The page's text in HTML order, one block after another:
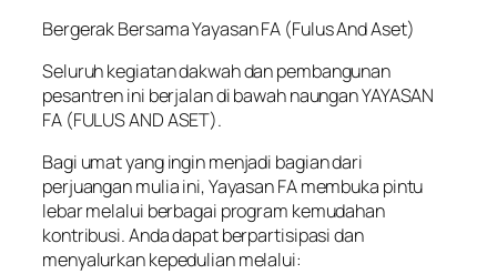
Bergerak Bersama Yayasan FA (Fulus And Aset)
Seluruh kegiatan dakwah dan pembangunan
pesantren ini berjalan di bawah naungan YAYASAN
FA (FULUS AND ASET).
Bagi umat yang ingin menjadi bagian dari
perjuangan mulia ini, Yayasan FA membuka pintu
lebar melalui berbagai program kemudahan
kontribusi. Anda dapat berpartisipasi dan
menyalurkan kepedulian melalui: